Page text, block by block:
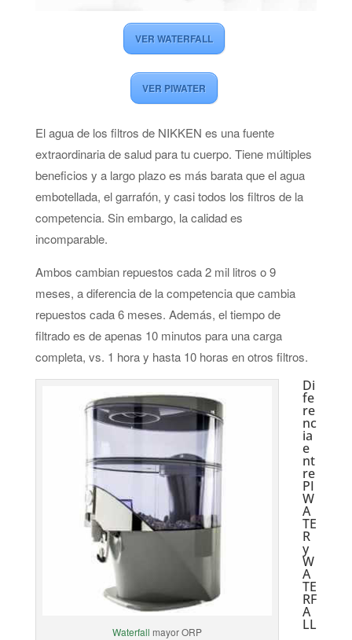
VER WATERFALL
VER PIWATER
El agua de los filtros de NIKKEN es una fuente
extraordinaria de salud para tu cuerpo. Tiene múltiples
beneficios y a largo plazo es más barata que el agua
embotellada, el garrafón, y casi todos los filtros de la
competencia. Sin embargo, la calidad es
incomparable.
Ambos cambian repuestos cada 2 mil litros o 9
meses, a diferencia de la competencia que cambia
repuestos cada 6 meses. Además, el tiempo de
filtrado es de apenas 10 minutos para una carga
completa, vs. 1 hora y hasta 10 horas en otros filtros.
Waterfall mayor ORP
Di
fe
re
nc
ia
e
nt
re
PI
W
A
TE
R
y
W
A
TE
RF
A
LL